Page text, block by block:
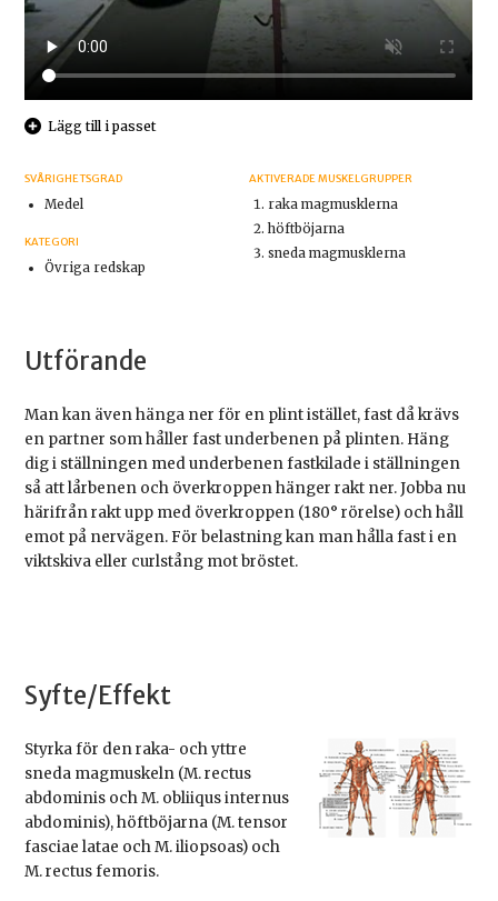
Lägg till i passet
SVÅRIGHETSGRAD
Medel
KATEGORI
Övriga redskap
AKTIVERADE MUSKELGRUPPER
raka magmusklerna
höftböjarna
sneda magmusklerna
Utförande
Man kan även hänga ner för en plint istället, fast då krävs
en partner som håller fast underbenen på plinten. Häng
dig i ställningen med underbenen fastkilade i ställningen
så att lårbenen och överkroppen hänger rakt ner. Jobba nu
härifrån rakt upp med överkroppen (180° rörelse) och håll
emot på nervägen. För belastning kan man hålla fast i en
viktskiva eller curlstång mot bröstet.
Syfte/Effekt
Styrka för den raka- och yttre
sneda magmuskeln (M. rectus
abdominis och M. obliiqus internus
abdominis), höftböjarna (M. tensor
fasciae latae och M. iliopsoas) och
M. rectus femoris.